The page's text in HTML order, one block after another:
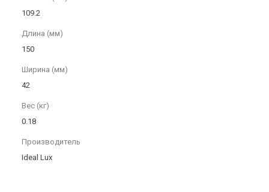
109.2
Длина (мм)
150
Ширина (мм)
42
Вес (кг)
0.18
Производитель
Ideal Lux